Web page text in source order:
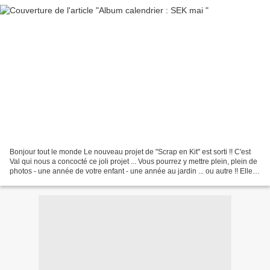
Bonjour tout le monde Le nouveau projet de "Scrap en Kit" est sorti !! C'est
Val qui nous a concocté ce joli projet ... Vous pourrez y mettre plein, plein de
photos - une année de votre enfant - une année au jardin ... ou autre !! Elle a